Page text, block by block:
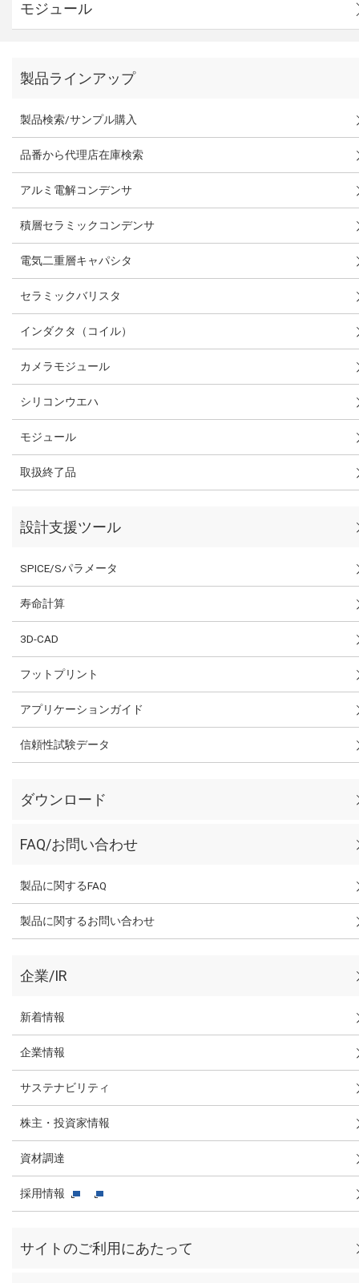
モジュール
製品ラインアップ
製品検索/サンプル購入
品番から代理店在庫検索
アルミ電解コンデンサ
積層セラミックコンデンサ
電気二重層キャパシタ
セラミックバリスタ
インダクタ（コイル）
カメラモジュール
シリコンウエハ
モジュール
取扱終了品
設計支援ツール
SPICE/Sパラメータ
寿命計算
3D-CAD
フットプリント
アプリケーションガイド
信頼性試験データ
ダウンロード
FAQ/お問い合わせ
製品に関するFAQ
製品に関するお問い合わせ
企業/IR
新着情報
企業情報
サステナビリティ
株主・投資家情報
資材調達
採用情報
サイトのご利用にあたって